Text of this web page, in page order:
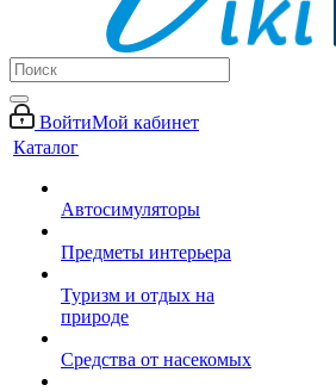
ВойтиМой кабинет
Каталог
Автосимуляторы
Предметы интерьера
Туризм и отдых на
природе
Средства от насекомых